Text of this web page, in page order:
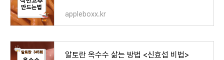
appleboxx.kr
알토란 옥수수 삶는 방법 <신효섭 비법>